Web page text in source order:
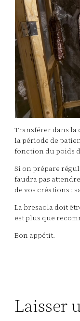
Transférer dans la
la période de
fonction du poids
Si on prépare
faudra pas
de vos créations :
La bresaola doit
est plus que
Bon appétit.
Laisser